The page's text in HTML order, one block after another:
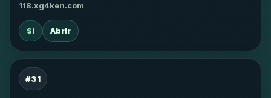
118.xg4ken.com
SI Abrir
#31